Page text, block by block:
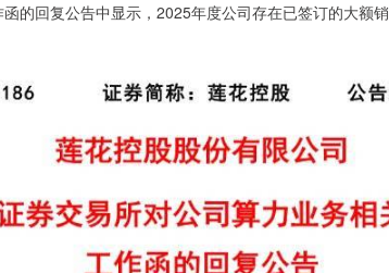
的回复公告中显示，2025年度公司存在已签订的大额